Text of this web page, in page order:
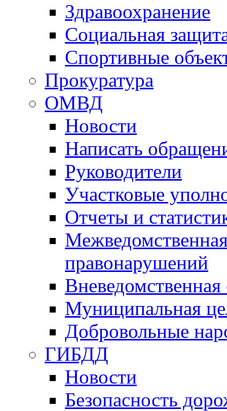
Здравоохранение
Социальная
Спортивные
Прокуратура
ОМВД
Новости
Написать
Руководители
Участковые
Отчеты и
правонарушений
Вневедомственная
Муниципальная
Добровольные
ГИБДД
Новости
Безопасность